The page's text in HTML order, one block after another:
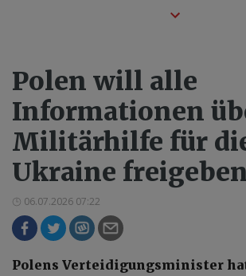
Polen will alle
Informationen
Militärhilfe für
Ukraine
06.07.2026 07:22
Polens Verteidigungsminister